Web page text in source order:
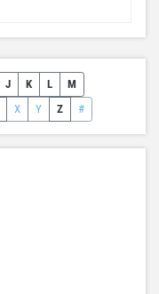
J K L
M
X Y Z #